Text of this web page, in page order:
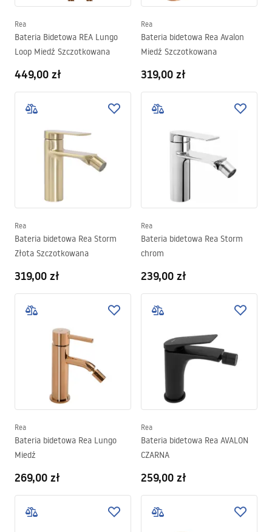
Rea
Bateria Bidetowa REA Lungo
Loop Miedź Szczotkowana
449,00 zł
Rea
Bateria bidetowa Rea Avalon
Miedź Szczotkowana
319,00 zł
Rea
Bateria bidetowa Rea Storm
Złota Szczotkowana
319,00 zł
Rea
Bateria bidetowa Rea Storm
chrom
239,00 zł
Rea
Bateria bidetowa Rea Lungo
Miedź
269,00 zł
Rea
Bateria bidetowa Rea AVALON
CZARNA
259,00 zł